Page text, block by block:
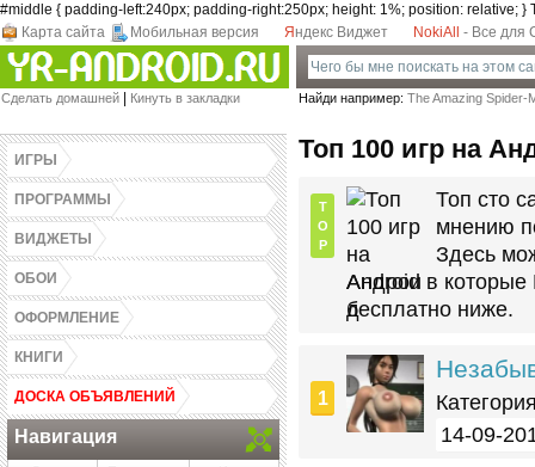
#middle { padding-left:240px; padding-right:250px; height: 1%; position: relative; }
Карта сайта
Мобильная версия Яндекс Виджет NokiAll - Все для
Games-Androidz.Ru - Скачать программы,
бесплатно! Весь софт в одном месте.
Найди например: The Amazing
Сделать домашней Кинуть в закладки
ИГРЫ
ПРОГРАММЫ
ВИДЖЕТЫ
ОБОИ
ОФОРМЛЕНИЕ
КНИГИ
ДОСКА ОБЪЯВЛЕНИЙ
Навигация
Топ 100 игр на
T
O
P
Топ сто
мнению
Здесь
Android в
бесплатно ниже.
14-09-